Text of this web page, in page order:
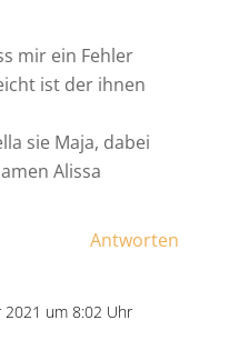
mir ein Fehler
ist der ihnen
sie Maja, dabei
Alissa
Antworten
2021 um 8:02 Uhr